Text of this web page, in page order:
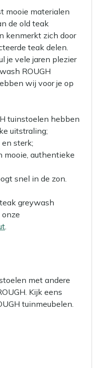
mooie materialen
de old teak
kenmerkt zich door
teak delen.
je vele jaren plezier
ROUGH
wij voor je op
tuinstoelen hebben
uitstraling;
sterk;
mooie, authentieke
snel in de zon.
greywash
.
met andere
Kijk eens
tuinmeubelen.